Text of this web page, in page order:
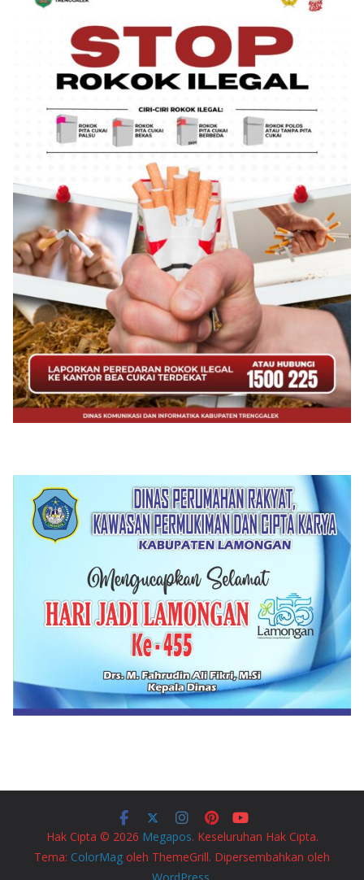
Hak Cipta © 2026 Megapos. Keseluruhan Hak Cipta.
Tema: ColorMag oleh ThemeGrill. Dipersembahkan oleh